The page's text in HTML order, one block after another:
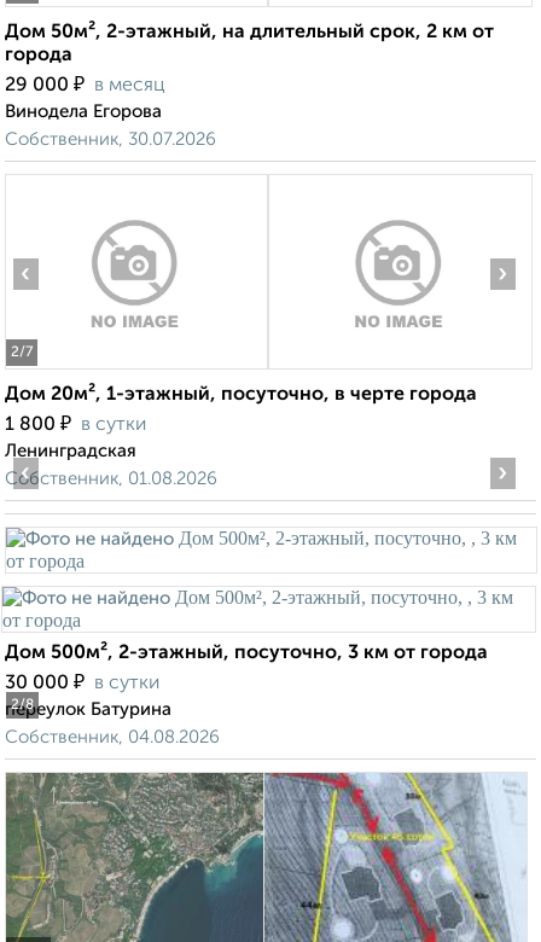
Дом 50м², 2-этажный, на длительный срок, 2 км от
города
29 000 ₽ в месяц
Винодела Егорова
Собственник, 30.07.2026
2/7
‹ ›
Дом 20м², 1-этажный, посуточно, в черте города
1 800 ₽ в сутки
Ленинградская
Собственник, 01.08.2026
2/8
‹ ›
Дом 500м², 2-этажный, посуточно, 3 км от города
30 000 ₽ в сутки
переулок Батурина
Собственник, 04.08.2026